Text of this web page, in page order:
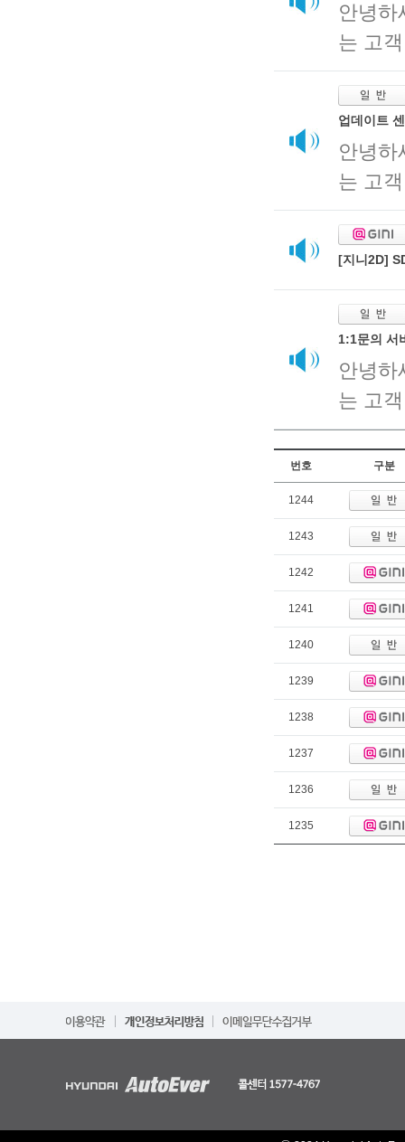
안녕하
는 고
업데이트
안녕하
는 고
[지니2D]
1:1문의 서
안녕하
는 고
번호 구분
1244
1243
1242
1241
1240
1239
1238
1237
1236
1235